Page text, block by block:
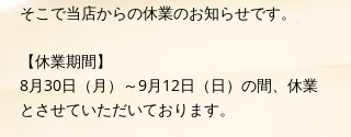
そこで当店からの休業のお知らせです。
【休業期間】
8月30日（月）～9月12日（日）の間、休業
とさせていただいております。